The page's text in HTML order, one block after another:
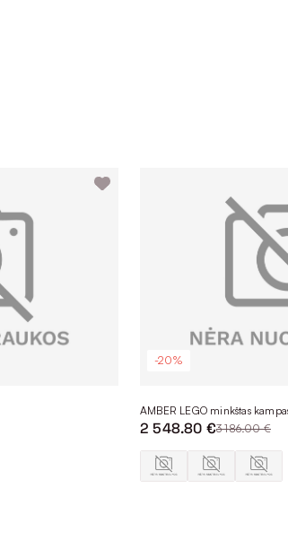
-20%
AMBER LEGO minkštas
2 548.80 €3 186.00 €